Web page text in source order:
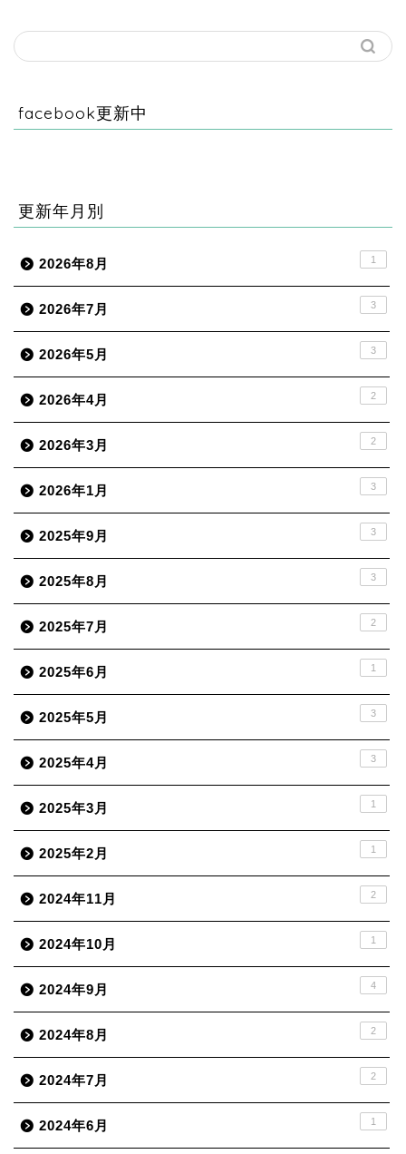
facebook更新中
更新年月別
2026年8月 1
2026年7月 3
2026年5月 3
2026年4月 2
2026年3月 2
2026年1月 3
2025年9月 3
2025年8月 3
2025年7月 2
2025年6月 1
2025年5月 3
2025年4月 3
2025年3月 1
2025年2月 1
2024年11月 2
2024年10月 1
2024年9月 4
2024年8月 2
2024年7月 2
2024年6月 1